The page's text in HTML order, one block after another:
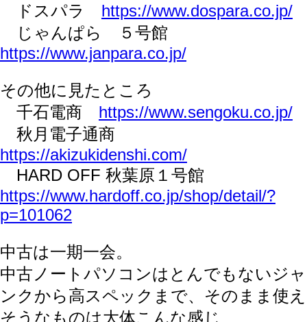
ドスパラ https://www.dospara.co.jp/
じゃんぱら ５号館
https://www.janpara.co.jp/
その他に見たところ
千石電商 https://www.sengoku.co.jp/
秋月電子通商
https://akizukidenshi.com/
HARD OFF 秋葉原１号館
https://www.hardoff.co.jp/shop/detail/?
p=101062
中古は一期一会。
中古ノートパソコンはとんでもないジャ
ンクから高スペックまで、そのまま使え
そうなものは大体こんな感じ